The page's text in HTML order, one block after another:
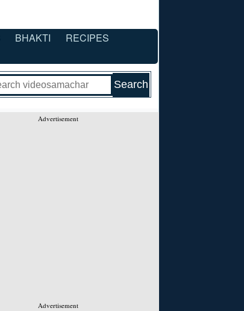
BHAKTI
RECIPES
Advertisement
Advertisement